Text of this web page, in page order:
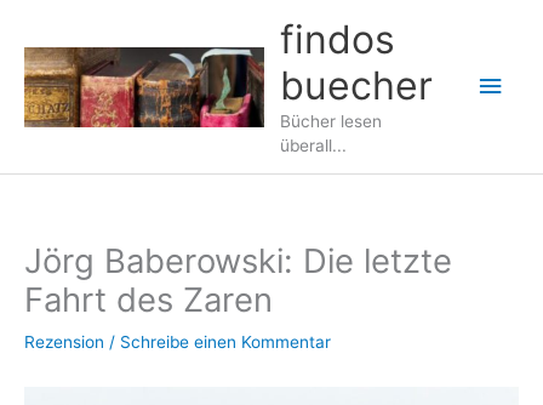
Inhalt
springen
findos
buecher
Bücher lesen
überall...
Jörg Baberowski: Die letzte
Fahrt des Zaren
Rezension / Schreibe einen Kommentar